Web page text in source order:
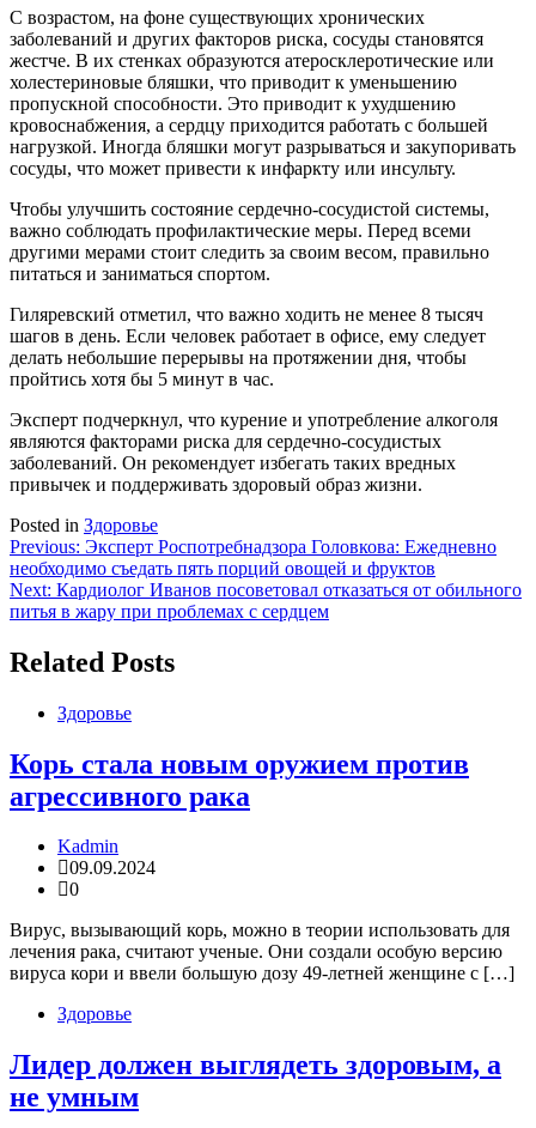
С возрастом, на фоне существующих хронических
заболеваний и других факторов риска, сосуды становятся
жестче. В их стенках образуются атеросклеротические или
холестериновые бляшки, что приводит к уменьшению
пропускной способности. Это приводит к ухудшению
кровоснабжения, а сердцу приходится работать с большей
нагрузкой. Иногда бляшки могут разрываться и закупоривать
сосуды, что может привести к инфаркту или инсульту.
Чтобы улучшить состояние сердечно-сосудистой системы,
важно соблюдать профилактические меры. Перед всеми
другими мерами стоит следить за своим весом, правильно
питаться и заниматься спортом.
Гиляревский отметил, что важно ходить не менее 8 тысяч
шагов в день. Если человек работает в офисе, ему следует
делать небольшие перерывы на протяжении дня, чтобы
пройтись хотя бы 5 минут в час.
Эксперт подчеркнул, что курение и употребление алкоголя
являются факторами риска для сердечно-сосудистых
заболеваний. Он рекомендует избегать таких вредных
привычек и поддерживать здоровый образ жизни.
Posted in Здоровье
Навигация
по
записям
Previous: Эксперт Роспотребнадзора Головкова: Ежедневно
необходимо съедать пять порций овощей и фруктов
Next: Кардиолог Иванов посоветовал отказаться от обильного
питья в жару при проблемах с сердцем
Related Posts
Здоровье
Корь стала новым оружием против
агрессивного рака
Kadmin
09.09.2024
0
Вирус, вызывающий корь, можно в теории использовать для
лечения рака, считают ученые. Они создали особую версию
вируса кори и ввели большую дозу 49-летней женщине с […]
Здоровье
Лидер должен выглядеть здоровым, а
не умным